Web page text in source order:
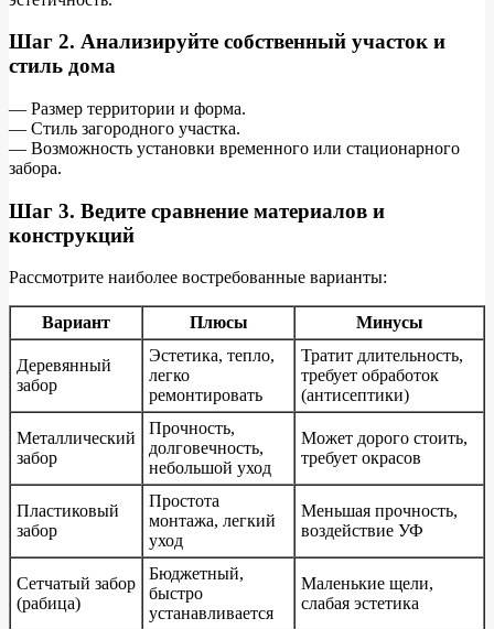
Шаг 2. Анализируйте собственный участок и
стиль дома
— Размер территории и форма.
— Стиль загородного участка.
— Возможность установки временного или стационарного
забора.
Шаг 3. Ведите сравнение материалов и
конструкций
Рассмотрите наиболее востребованные варианты:
Вариант Плюсы Минусы
Деревянный
забор
Эстетика, тепло,
легко
ремонтировать
Тратит длительность,
требует обработок
(антисептики)
Металлический
забор
Прочность,
долговечность,
небольшой уход
Может дорого стоить,
требует окрасов
Пластиковый
забор
Простота
монтажа, легкий
уход
Меньшая прочность,
воздействие УФ
Сетчатый забор
(рабица)
Бюджетный,
быстро
устанавливается
Маленькие щели,
слабая эстетика